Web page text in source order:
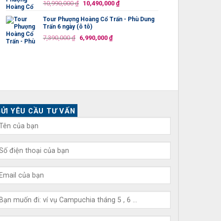
10,990,000 ₫.
10,990,000₫ Giá
là:
10,990,000 ₫.
10,490,000 ₫Giá
tại
Tour Phượng Hoàng Cổ Trấn - Phù Dung
Trấn 6 ngày (ô tô)
7,390,000₫ Giá
6,990,000 ₫Giá
YÊU CẦU TƯ VẤN